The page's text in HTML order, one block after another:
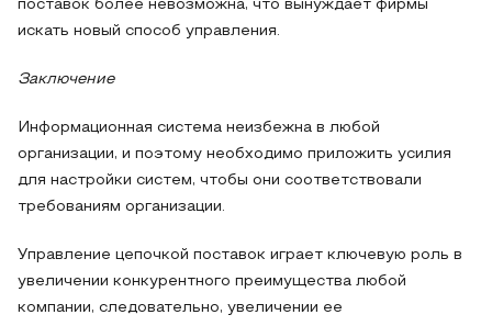
поставок более невозможна, что вынуждает фирмы
искать новый способ управления.
Заключение
Информационная система неизбежна в любой
организации, и поэтому необходимо приложить усилия
для настройки систем, чтобы они соответствовали
требованиям организации.
Управление цепочкой поставок играет ключевую роль в
увеличении конкурентного преимущества любой
компании, следовательно, увеличении ее